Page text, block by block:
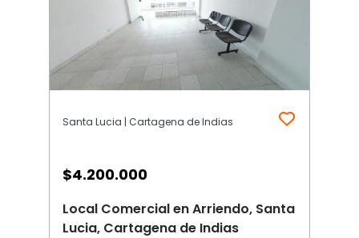
Santa Lucia | Cartagena de Indias
$4.200.000
Local Comercial en Arriendo, Santa
Lucia, Cartagena de Indias